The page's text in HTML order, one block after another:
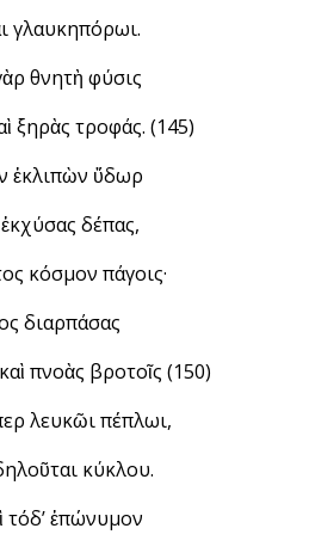
γλαυκηπόρωι.
θνητὴ φύσις
ξηρὰς τροφάς. (145)
ἐκλιπὼν ὕδωρ
δέπας,
κόσμον πάγοις·
διαρπάσας
πνοὰς βροτοῖς (150)
λευκῶι πέπλωι,
κύκλου.
τόδ’ ἐπώνυμον